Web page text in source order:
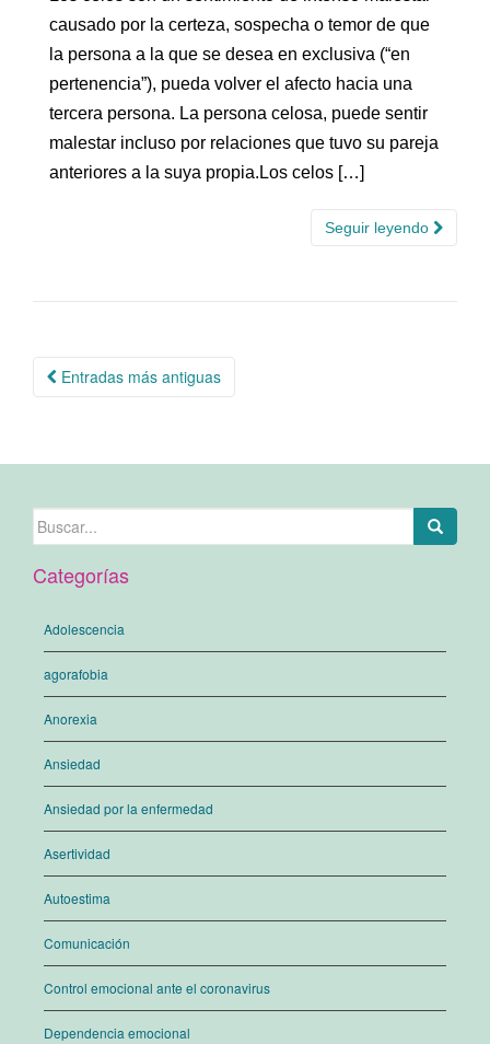
causado por la certeza, sospecha o temor de que
la persona a la que se desea en exclusiva (“en
pertenencia”), pueda volver el afecto hacia una
tercera persona. La persona celosa, puede sentir
malestar incluso por relaciones que tuvo su pareja
anteriores a la suya propia.Los celos […]
Seguir leyendo
Navegación
Entradas más antiguas
Buscar:
Categorías
Adolescencia
agorafobia
Anorexia
Ansiedad
Ansiedad por la enfermedad
Asertividad
Autoestima
Comunicación
Control emocional ante el coronavirus
Dependencia emocional